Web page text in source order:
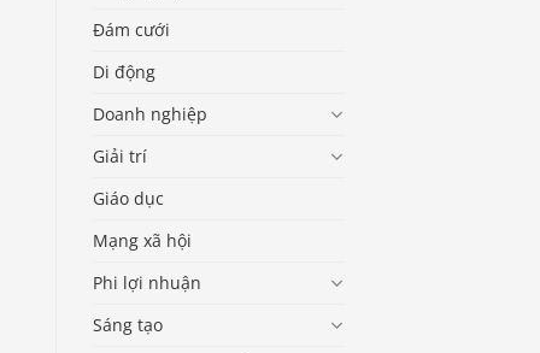
Đám cưới
Di động
Doanh nghiệp
Giải trí
Giáo dục
Mạng xã hội
Phi lợi nhuận
Sáng tạo